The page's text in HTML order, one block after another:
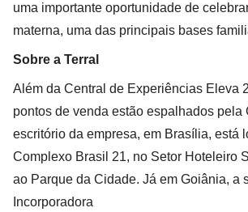
uma importante oportunidade de
materna, uma das principais bases
Sobre a Terral
Além da Central de Experiências Eleva
pontos de venda estão espalhados pela
escritório da empresa, em Brasília, está
Complexo Brasil 21, no Setor Hoteleiro
ao Parque da Cidade. Já em Goiânia, a
Incorporadora